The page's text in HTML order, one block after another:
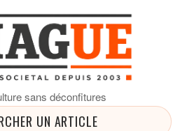
sans déconfitures
UN ARTICLE